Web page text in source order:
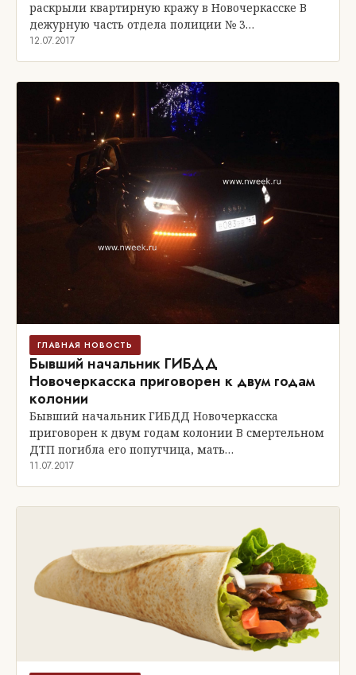
раскрыли квартирную кражу в Новочеркасске В
дежурную часть отдела полиции № 3…
12.07.2017
ГЛАВНАЯ НОВОСТЬ
Бывший начальник ГИБДД
Новочеркасска приговорен к двум годам
колонии
Бывший начальник ГИБДД Новочеркасска
приговорен к двум годам колонии В смертельном
ДТП погибла его попутчица, мать…
11.07.2017